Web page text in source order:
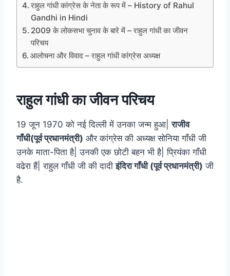
राहुल गांधी कांग्रेस के नेता के रूप में – History of Rahul
Gandhi in Hindi
2009 के लोकसभा चुनाव के बारे में – राहुल गांधी का जीवन
परिचय
आलोचना और विवाद – राहुल गांधी कांग्रेस अध्यक्ष
राहुल गांधी का जीवन परिचय
19 जून 1970 को नई दिल्ली में उनका जन्म हुआ|राजीव
गाँधी(पूर्व प्रधानमंत्री) और कांग्रेस की अध्यक्ष सोनिया गाँधी जी
उनके माता-पिता है| उनकी एक छोटी बहन भी है| प्रियंका गाँधी
वढेरा हैं| राहुल गाँधी जी की दादीइंदिरा गाँधी (पूर्व प्रधानमंत्री) जी
है.